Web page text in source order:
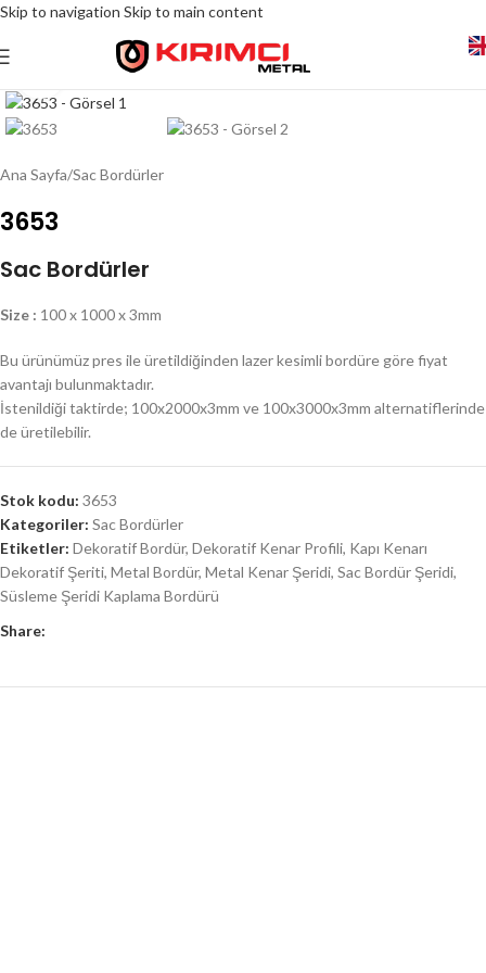
Skip to navigation Skip to main content
Click to enlarge
Ana Sayfa/Sac Bordürler
3653
Sac Bordürler
Size : 100 x 1000 x 3mm
Bu ürünümüz pres ile üretildiğinden lazer kesimli bordüre göre fiyat
avantajı bulunmaktadır.
İstenildiği taktirde; 100x2000x3mm ve 100x3000x3mm alternatiflerinde
de üretilebilir.
Stok kodu: 3653
Kategoriler: Sac Bordürler
Etiketler: Dekoratif Bordür, Dekoratif Kenar Profili, Kapı Kenarı
Dekoratif Şeriti, Metal Bordür, Metal Kenar Şeridi, Sac Bordür Şeridi,
Süsleme Şeridi Kaplama Bordürü
Share: